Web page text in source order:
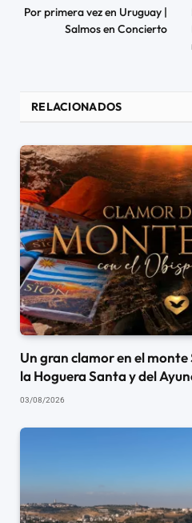
Por primera vez en Uruguay |
Salmos en Concierto
RELACIONADOS
Un gran clamor en el monte
la Hoguera Santa y del
03/08/2026